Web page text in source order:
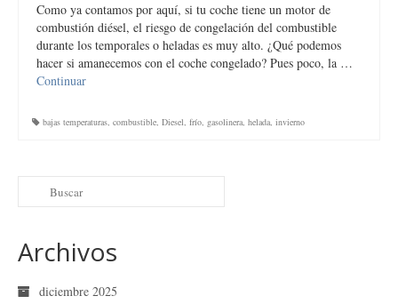
Como ya contamos por aquí, si tu coche tiene un motor de
combustión diésel, el riesgo de congelación del combustible
durante los temporales o heladas es muy alto. ¿Qué podemos
hacer si amanecemos con el coche congelado? Pues poco, la …
Continuar
bajas temperaturas, combustible, Diesel, frío, gasolinera, helada, invierno
Archivos
diciembre 2025